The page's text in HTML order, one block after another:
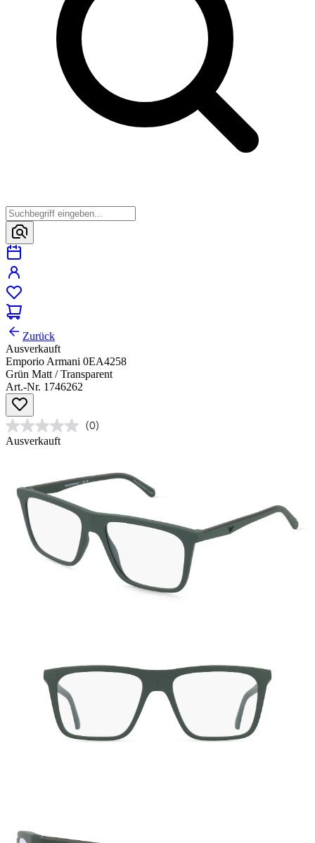
Zurück
Ausverkauft
Emporio Armani 0EA4258
Grün Matt / Transparent
Art.-Nr. 1746262
(0)
Ausverkauft